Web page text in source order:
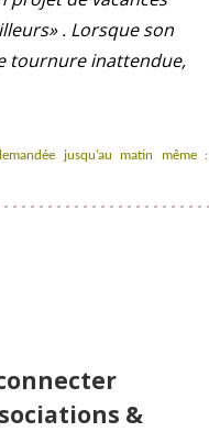
. Lorsque son
tournure inattendue,
jusqu’au matin même :
&